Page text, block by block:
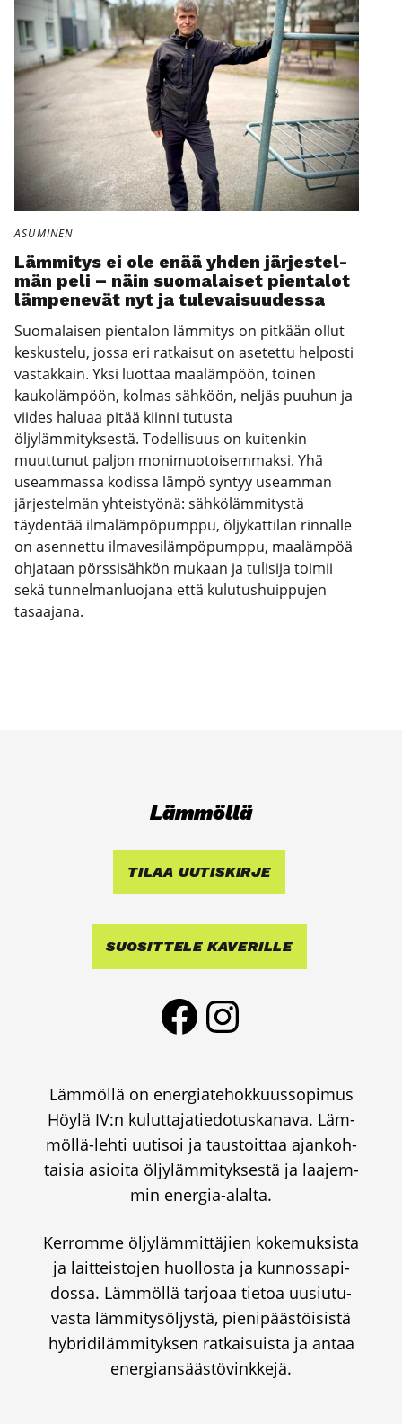
ASUMINEN
Läm­mi­tys ei ole enää yhden jär­jes­tel­
män peli – näin suo­ma­lai­set pien­ta­lot
läm­pe­ne­vät nyt ja tule­vai­suu­des­sa
Suomalaisen pientalon lämmitys on pitkään ollut
keskustelu, jossa eri ratkaisut on asetettu helposti
vastakkain. Yksi luottaa maalämpöön, toinen
kaukolämpöön, kolmas sähköön, neljäs puuhun ja
viides haluaa pitää kiinni tutusta
öljylämmityksestä. Todellisuus on kuitenkin
muuttunut paljon monimuotoisemmaksi. Yhä
useammassa kodissa lämpö syntyy useamman
järjestelmän yhteistyönä: sähkölämmitystä
täydentää ilmalämpöpumppu, öljykattilan rinnalle
on asennettu ilmavesilämpöpumppu, maalämpöä
ohjataan pörssisähkön mukaan ja tulisija toimii
sekä tunnelmanluojana että kulutushuippujen
tasaajana.
Läm­möl­lä
TILAA UUTIS­KIR­JE
SUO­SIT­TE­LE KAVE­RIL­LE
Face­bookIns­ta­gram
Läm­möl­lä on ener­gia­te­hok­kuus­so­pi­mus
Höy­lä IV:n kulut­ta­ja­tie­do­tus­ka­na­va. Läm­
möl­lä-leh­ti uuti­soi ja taus­toit­taa ajan­koh­
tai­sia asioi­ta öljy­läm­mi­tyk­ses­tä ja laa­jem­
min ener­gia-alal­ta.
Ker­rom­me öljy­läm­mit­tä­jien koke­muk­sis­ta
ja lait­teis­to­jen huol­los­ta ja kun­nos­sa­pi­
dos­sa. Läm­möl­lä tar­jo­aa tie­toa uusiu­tu­
vas­ta läm­mi­ty­söl­jys­tä, pie­ni­pääs­töi­sis­tä
hybri­di­läm­mi­tyk­sen rat­kai­suis­ta ja antaa
ener­gian­sääs­tö­vink­ke­jä.